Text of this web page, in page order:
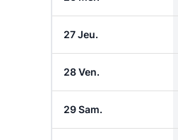
27 Jeu.
28 Ven.
29 Sam.